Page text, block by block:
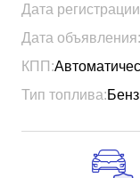
Дата
Дата объявления:
КПП:
Тип топлива: